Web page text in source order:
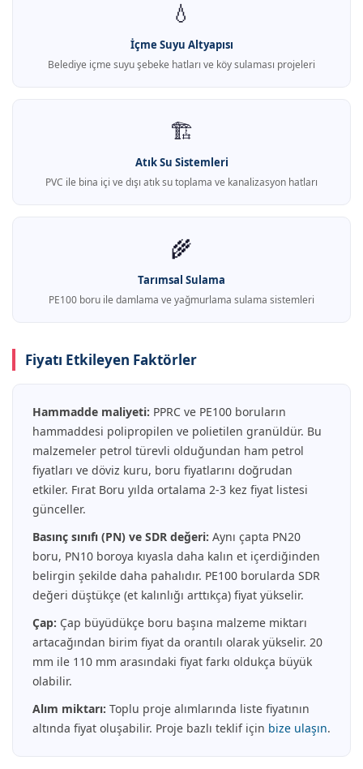
💧
İçme Suyu Altyapısı
Belediye içme suyu şebeke hatları ve köy sulaması projeleri
🏗️
Atık Su Sistemleri
PVC ile bina içi ve dışı atık su toplama ve kanalizasyon hatları
🌾
Tarımsal Sulama
PE100 boru ile damlama ve yağmurlama sulama sistemleri
Fiyatı Etkileyen Faktörler
Hammadde maliyeti: PPRC ve PE100 boruların
hammaddesi polipropilen ve polietilen granüldür. Bu
malzemeler petrol türevli olduğundan ham petrol
fiyatları ve döviz kuru, boru fiyatlarını doğrudan
etkiler. Fırat Boru yılda ortalama 2-3 kez fiyat listesi
günceller.
Basınç sınıfı (PN) ve SDR değeri: Aynı çapta PN20
boru, PN10 boroya kıyasla daha kalın et içerdiğinden
belirgin şekilde daha pahalıdır. PE100 borularda SDR
değeri düştükçe (et kalınlığı arttıkça) fiyat yükselir.
Çap: Çap büyüdükçe boru başına malzeme miktarı
artacağından birim fiyat da orantılı olarak yükselir. 20
mm ile 110 mm arasındaki fiyat farkı oldukça büyük
olabilir.
Alım miktarı: Toplu proje alımlarında liste fiyatının
altında fiyat oluşabilir. Proje bazlı teklif için bize ulaşın.